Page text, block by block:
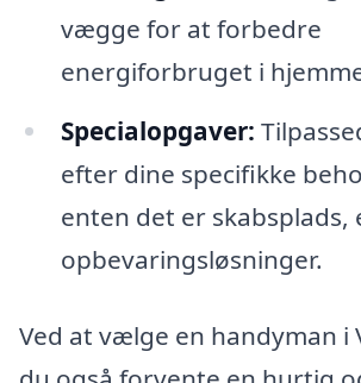
vægge for at forbedre
energiforbruget i
Specialopgaver:
efter dine specifikke
enten det er skabsplads,
opbevaringsløsninger.
Ved at vælge en handyman i